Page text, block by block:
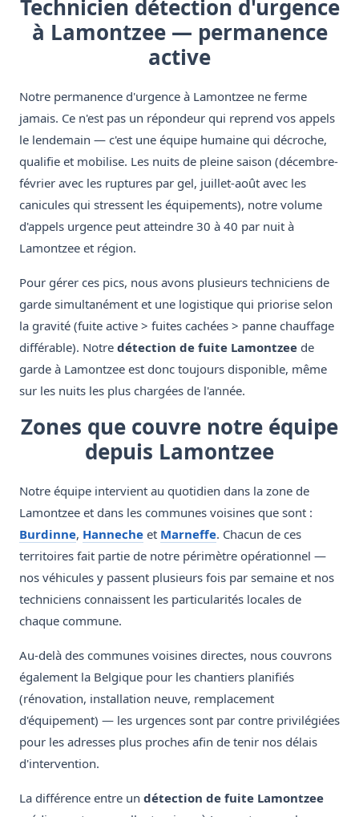
Technicien détection d'urgence
à Lamontzee — permanence
active
Notre permanence d'urgence à Lamontzee ne ferme
jamais. Ce n'est pas un répondeur qui reprend vos appels
le lendemain — c'est une équipe humaine qui décroche,
qualifie et mobilise. Les nuits de pleine saison (décembre-
février avec les ruptures par gel, juillet-août avec les
canicules qui stressent les équipements), notre volume
d'appels urgence peut atteindre 30 à 40 par nuit à
Lamontzee et région.
Pour gérer ces pics, nous avons plusieurs techniciens de
garde simultanément et une logistique qui priorise selon
la gravité (fuite active > fuites cachées > panne chauffage
différable). Notre détection de fuite Lamontzee de
garde à Lamontzee est donc toujours disponible, même
sur les nuits les plus chargées de l'année.
Zones que couvre notre équipe
depuis Lamontzee
Notre équipe intervient au quotidien dans la zone de
Lamontzee et dans les communes voisines que sont :
Burdinne, Hanneche et Marneffe. Chacun de ces
territoires fait partie de notre périmètre opérationnel —
nos véhicules y passent plusieurs fois par semaine et nos
techniciens connaissent les particularités locales de
chaque commune.
Au-delà des communes voisines directes, nous couvrons
également la Belgique pour les chantiers planifiés
(rénovation, installation neuve, remplacement
d'équipement) — les urgences sont par contre privilégiées
pour les adresses plus proches afin de tenir nos délais
d'intervention.
La différence entre un détection de fuite Lamontzee